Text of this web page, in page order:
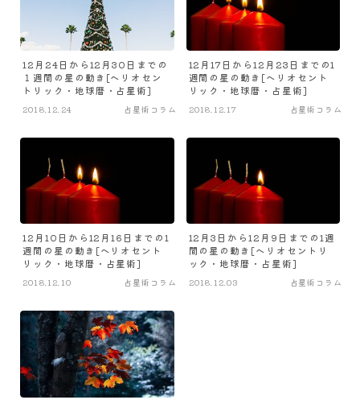
12月24日から12月30日までの
１週間の星の動き[ヘリオセン
トリック・地球暦・占星術]
2018.12.24 占星術コラム
12月17日から12月23日までの1
週間の星の動き[ヘリオセント
リック・地球暦・占星術]
2018.12.17 占星術コラム
12月10日から12月16日までの1
週間の星の動き[ヘリオセント
リック・地球暦・占星術]
2018.12.10 占星術コラム
12月3日から12月9日までの1週
間の星の動き[ヘリオセントリ
ック・地球暦・占星術]
2018.12.03 占星術コラム